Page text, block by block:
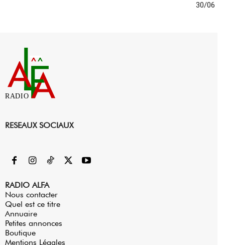
30/06
RADIO
RESEAUX SOCIAUX
RADIO ALFA
Nous contacter
Quel est ce titre
Annuaire
Petites annonces
Boutique
Mentions Légales